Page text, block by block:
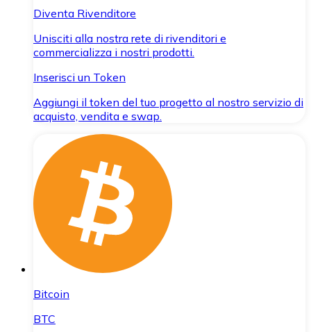
Diventa Rivenditore
Unisciti alla nostra rete di rivenditori e
commercializza i nostri prodotti.
Inserisci un Token
Aggiungi il token del tuo progetto al nostro servizio di
acquisto, vendita e swap.
Bitcoin
BTC